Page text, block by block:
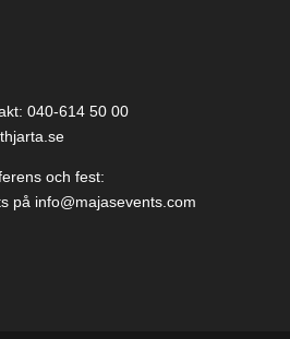
040-614 50 00
och fest:
på info@majasevents.com